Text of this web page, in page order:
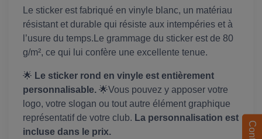
Le sticker est fabriqué en vinyle blanc, un matériau
résistant et durable qui résiste aux intempéries et à
l’usure du temps.Le grammage du sticker est de 80
g/m², ce qui lui confère une excellente tenue.
🌟 Le sticker rond en vinyle est entièrement
personnalisable. 🌟Vous pouvez y apposer votre
logo, votre slogan ou tout autre élément graphique
représentatif de votre club. La personnalisation est
incluse dans le prix.